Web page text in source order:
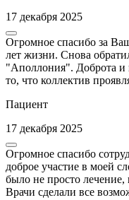
17 декабря 2025
Огромное спасибо за
лет жизни. Снова
"Аполлония". Доброта и
то, что коллектив
Пациент
17 декабря 2025
Огромное спасибо
доброе участие в моей
было не просто
Врачи сделали все